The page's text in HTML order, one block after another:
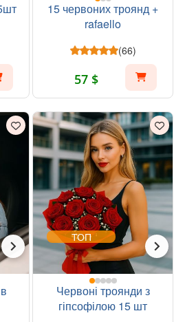
15 червоних троянд +
rafaello
(66)
57 $
ТОП
Червоні троянди з
гіпсофілою 15 шт